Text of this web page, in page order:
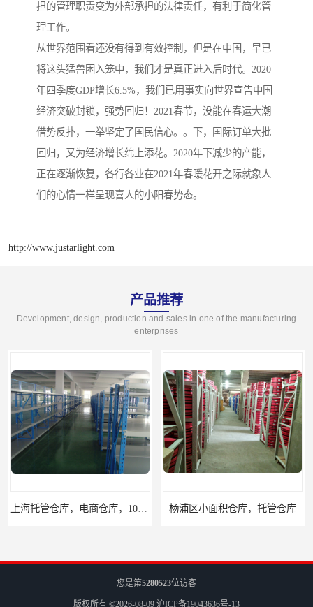
担的管理职责变为外部承担的法律责任，有利于简化管
理工作。
从世界范围看还没有得到有效控制，但是在中国，早已
将这头猛兽困入笼中，我们才是真正进入后时代。2020
年四季度GDP增长6.5%，我们已用事实向世界宣告中国
经济突破封锁，强势回归！2021春节，没能在春运大潮
借势反扑，一举坚定了国民信心。。下，国际订单大批
回归，又为经济增长绵上添花。2020年下减少的产能，
正在逐渐恢复，各行各业在2021年春暖花开之际就象人
们的心情一样呈现喜人的小阳春势态。
http://www.justarlight.com
产品推荐
Development, design, production and sales in one of the manufacturing
enterprises
杨浦区小面积仓库，托管仓库
您是第5280523位访客
版权所有 ©2026-08-09 沪ICP备19043636号-13